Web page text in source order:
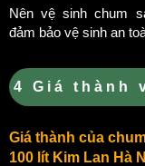
Nên vệ sinh chum
đảm bảo vệ sinh an
4 Giá thành
Giá thành của
100 lít Kim Lan Hà